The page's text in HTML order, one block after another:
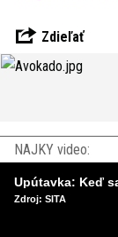
Zdieľať
NAJKY video:
Zdroj: SITA